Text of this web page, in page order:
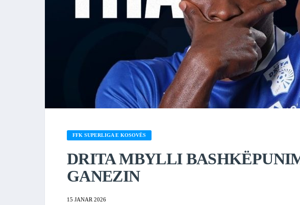
FFK SUPERLIGA E KOSOVËS
DRITA MBYLLI
GANEZIN
15 JANAR 2026